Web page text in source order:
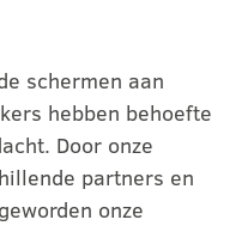
schermen aan
hebben behoefte
Door onze
partners en
onze